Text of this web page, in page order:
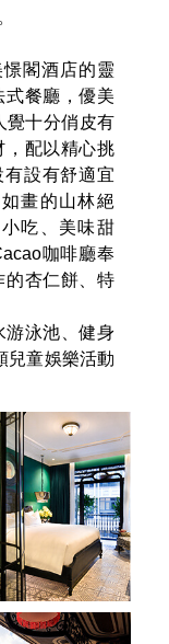
傢俱陳設、
成了『雲霧中
了沙壩的當地
了1920-1930
讓旅人置身於
閣酒店的靈
式餐廳，優美
覺十分俏皮有
配以精心挑
有設有舒適宜
畫的山林絕
吃、美味甜
咖啡廳奉
的杏仁餅、特
游泳池、健身
兒童娛樂活動